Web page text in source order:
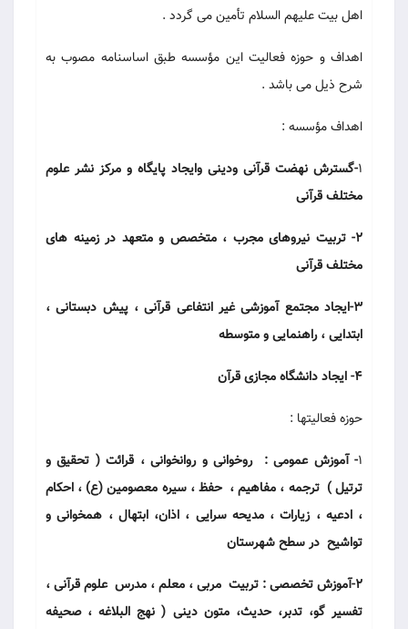
اهل بیت علیهم السلام تأمین می گردد .
اهداف و حوزه فعالیت این مؤسسه طبق اساسنامه مصوب به
شرح ذیل می باشد .
اهداف مؤسسه :
1-گسترش نهضت قرآنی ودینی وایجاد پایگاه و مرکز نشر علوم
مختلف قرآنی
2- تربیت نیروهای مجرب ، متخصص و متعهد در زمینه های
مختلف قرآنی
3-ایجاد مجتمع آموزشی غیر انتفاعی قرآنی ، پیش دبستانی ،
ابتدایی ، راهنمایی و متوسطه
4- ایجاد دانشگاه مجازی قرآن
حوزه فعالیتها :
1- آموزش عمومی : روخوانی و روانخوانی ، قرائت ( تحقیق و
ترتیل ) ترجمه ، مفاهیم ، حفظ ، سیره معصومین (ع) ، احکام
، ادعیه ، زیارات ، مدیحه سرایی ، اذان، ابتهال ، همخوانی و
تواشیح در سطح شهرستان
2-آموزش تخصصی : تربیت مربی ، معلم ، مدرس علوم قرآنی ،
تفسیر گو، تدبر، حدیث، متون دینی ( نهج البلاغه ، صحیفه